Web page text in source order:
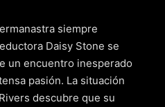
siempre
Daisy Stone se
un encuentro inesperado
pasión. La situación
descubre que su